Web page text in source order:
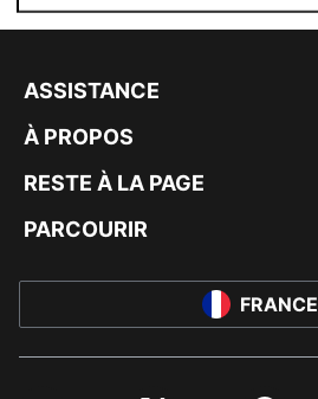
ASSISTANCE
À PROPOS
RESTE À LA PAGE
PARCOURIR
FRANCE